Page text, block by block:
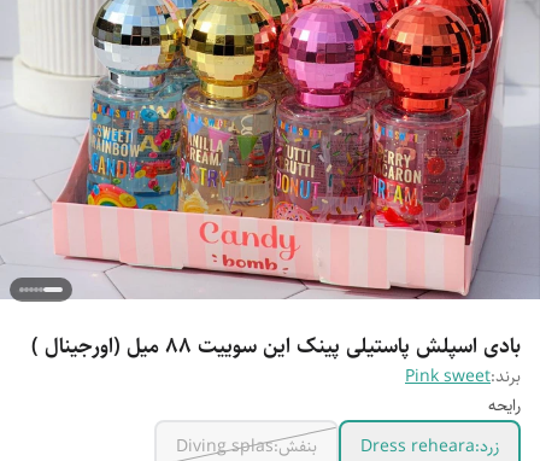
بادی اسپلش پاستیلی پینک این سوییت 88 میل (اورجینال )
برند:Pink sweet
رایحه
زرد:Dress reheara
بنفش:Diving splas